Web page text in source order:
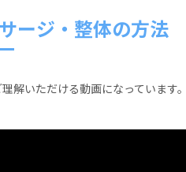
ージ・整体の方
解いただける動画になっています